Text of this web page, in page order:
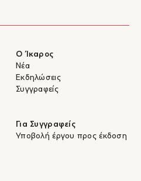
Ο Ίκαρος
Νέα
Εκδηλώσεις
Συγγραφείς
Για Συγγραφείς
Υποβολή έργου προς έκδοση